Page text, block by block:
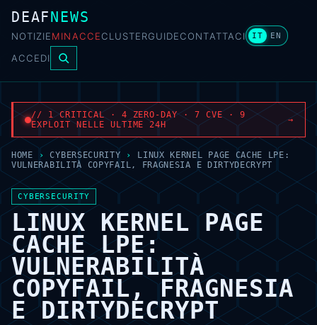
DEAFNEWS
NOTIZIEMINACCECLUSTERGUIDECONTATTACI IT EN
ACCEDI
// 1 CRITICAL · 4 ZERO-DAY · 7 CVE · 9
EXPLOIT NELLE ULTIME 24H
→
HOME › CYBERSECURITY ›
LINUX KERNEL PAGE CACHE LPE:
VULNERABILITÀ COPYFAIL, FRAGNESIA E DIRTYDECRYPT
CYBERSECURITY
LINUX KERNEL PAGE
CACHE LPE:
VULNERABILITÀ
COPYFAIL, FRAGNESIA
E DIRTYDECRYPT